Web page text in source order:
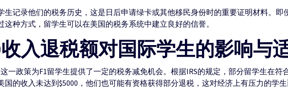
生记录他们的税务历史，这是日后申请绿卡或其他移民身份时的重要证明材料。即
这种方式，留学生可以在美国的税务系统中建立良好的信誉。
入退税额对国际学生的影响与
一政策为F1留学生提供了一定的税务减免机会。根据IRS的规定，部分留学生在
的收入未达到$5000，他们也可能有资格获得部分退税，这对经济上有压力的学生